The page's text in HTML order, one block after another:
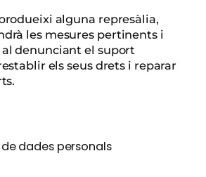
alguna represàlia,
les mesures pertinents i
denunciant el suport
els seus drets i reparar
dades personals